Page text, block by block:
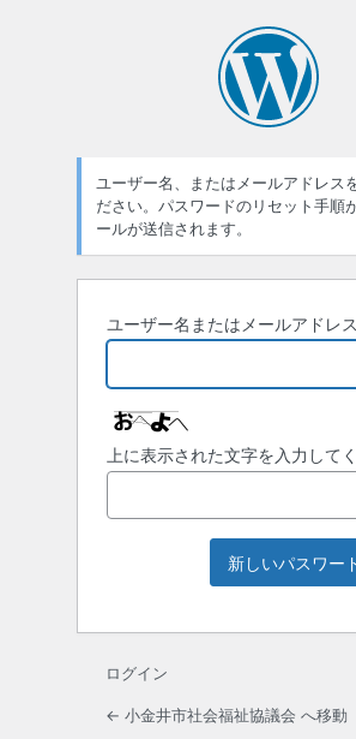
ユーザー名、またはメールアドレス
ださい。パスワードのリセット手順
ールが送信されます。
ユーザー名またはメールアドレス
上に表示された文字を入力して
ログイン
← 小金井市社会福祉協議会 へ移動